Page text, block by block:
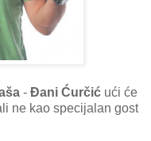
- Đani Ćurčić ući će
ne kao specijalan gost